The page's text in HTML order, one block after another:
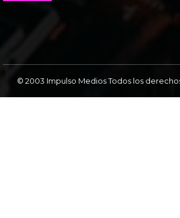
© 2003 Impulso Medios Todos los